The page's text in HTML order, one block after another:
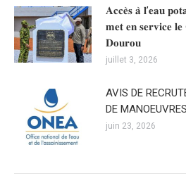
𝐀𝐜𝐜𝐞̀𝐬 𝐚̀ 𝐥’𝐞𝐚𝐮
𝐦𝐞𝐭 𝐞𝐧 𝐬𝐞𝐫𝐯𝐢𝐜𝐞
𝐃𝐨𝐮𝐫𝐨𝐮
juillet 3, 2026
AVIS DE
DE MANOEUVRES
juin 23, 2026